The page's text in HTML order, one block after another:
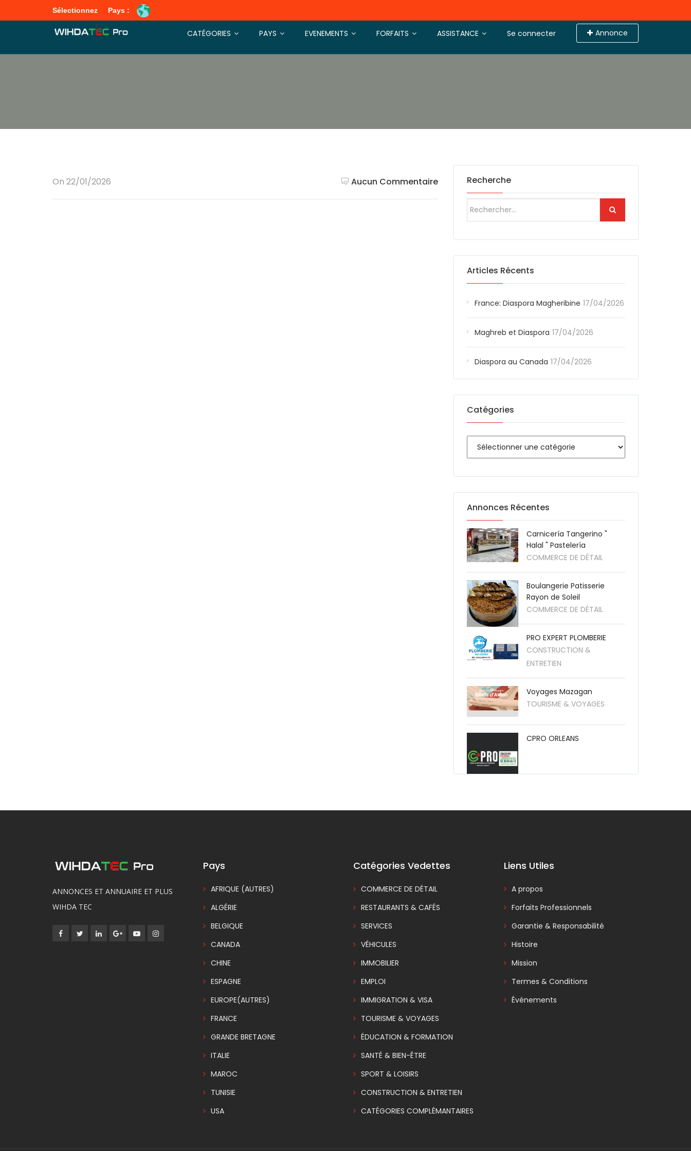
Sélectionnez Pays :
Se connecter Annonce
CATÉGORIES PAYS EVENEMENTS FORFAITS ASSISTANCE
On 22/01/2026 Aucun Commentaire Recherche
Articles Récents
France: Diaspora Magheribine 17/04/2026
Maghreb et Diaspora 17/04/2026
Diaspora au Canada 17/04/2026
Catégories
Annonces Récentes
Carnicería Tangerino "
Halal " Pastelería
COMMERCE DE DÉTAIL
Boulangerie Patisserie
Rayon de Soleil
COMMERCE DE DÉTAIL
PRO EXPERT PLOMBERIE
CONSTRUCTION &
ENTRETIEN
Voyages Mazagan
TOURISME & VOYAGES
CPRO ORLEANS
ANNONCES ET ANNUAIRE ET PLUS
WIHDA TEC
Pays
AFRIQUE (AUTRES)
ALGÉRIE
BELGIQUE
CANADA
CHINE
ESPAGNE
EUROPE(AUTRES)
FRANCE
GRANDE BRETAGNE
ITALIE
MAROC
TUNISIE
USA
Catégories Vedettes
COMMERCE DE DÉTAIL
RESTAURANTS & CAFÉS
SERVICES
VÉHICULES
IMMOBILIER
EMPLOI
IMMIGRATION & VISA
TOURISME & VOYAGES
ÉDUCATION & FORMATION
SANTÉ & BIEN-ÊTRE
SPORT & LOISIRS
CONSTRUCTION & ENTRETIEN
CATÉGORIES COMPLÉMANTAIRES
Liens Utiles
A propos
Forfaits Professionnels
Garantie & Responsabilité
Histoire
Mission
Termes & Conditions
Événements